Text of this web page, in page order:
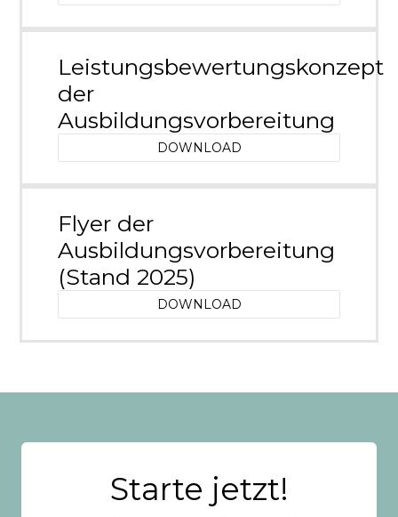
Leistungsbewertungskonzept
der
Ausbildungsvorbereitung
DOWNLOAD
Flyer der
Ausbildungsvorbereitung
(Stand 2025)
DOWNLOAD
Starte jetzt!